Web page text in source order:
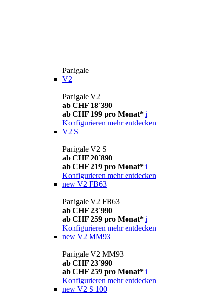
Panigale
V2
Panigale V2
ab CHF 18´390
ab CHF 199 pro Monat* i
Konfigurieren mehr entdecken
V2 S
Panigale V2 S
ab CHF 20´890
ab CHF 219 pro Monat* i
Konfigurieren mehr entdecken
new V2 FB63
Panigale V2 FB63
ab CHF 23´990
ab CHF 259 pro Monat* i
Konfigurieren mehr entdecken
new V2 MM93
Panigale V2 MM93
ab CHF 23´990
ab CHF 259 pro Monat* i
Konfigurieren mehr entdecken
new V2 S 100